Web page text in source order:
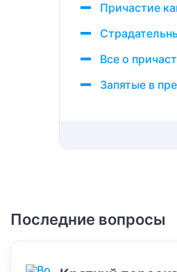
Причастие
Все о
Запятые в
Последние вопросы